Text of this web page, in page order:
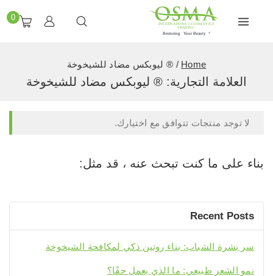
0
Home
/ ® لیوبكس مضاد للشیخوخة
العلامة التجارية: ® لیوبكس مضاد للشیخوخة
لا توجد منتجات تتوافق مع اختيارك.
بناء على ما كنت تبحث عنه ، قد مثل:
Recent Posts
سر بشرة الشباب: بناء روتين ذكي لمكافحة الشيخوخة
نمو الشعر طبيعي: ما الذي يعمل حقًا؟